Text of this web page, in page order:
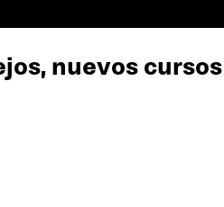
nuevos